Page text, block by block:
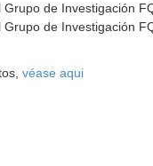
de Investigación
de Investigación
véase aqui